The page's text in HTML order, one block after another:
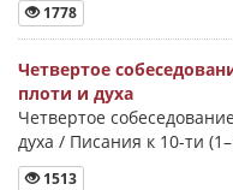
1778
Четвертое
плоти и духа
Четвертое
духа / Писания к 10-ти
1513